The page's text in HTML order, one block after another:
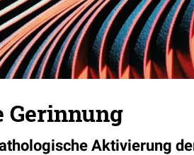
Gerinnung
Aktivierung